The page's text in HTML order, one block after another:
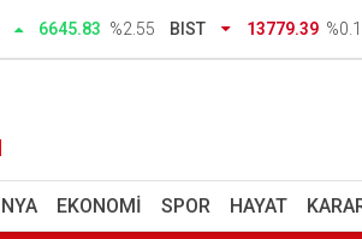
6645.83 %2.55 BIST 13779.39
EKONOMI SPOR HAYAT
tuğla çekilmesi gerekiyorsa o tuğlayı biz
ittifak' iddiasına DMM'den cevap